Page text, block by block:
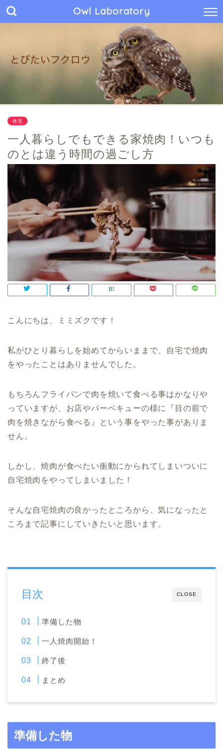
Owl Laboratory
休息
一人暮らしでもできる家焼肉！いつも
のとは違う時間の過ごし方
こんにちは、ミミズクです！
私がひとり暮らしを始めてからいままで、自宅で焼肉
をやったことはありませんでした。
もちろんフライパンで肉を焼いて食べる事はかなりや
っていますが、お店やバーベキューの様に『目の前で
肉を焼きながら食べる』という事をやった事がありま
せん。
しかし、焼肉が食べたい衝動にかられてしまいついに
自宅焼肉をやってしまいました！
そんな自宅焼肉の良かったところから、気になったと
ころまで記事にしていきたいと思います。
CLOSE
目次
準備した物
一人焼肉開始！
終了後
まとめ
準備した物